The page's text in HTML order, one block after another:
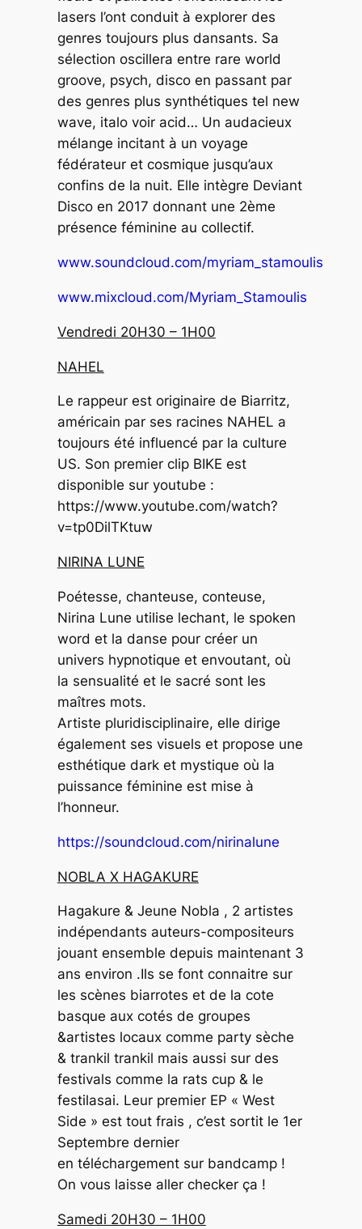
lasers l’ont conduit à explorer des
genres toujours plus dansants. Sa
sélection oscillera entre rare world
groove, psych, disco en passant par
des genres plus synthétiques tel new
wave, italo voir acid… Un audacieux
mélange incitant à un voyage
fédérateur et cosmique jusqu’aux
confins de la nuit. Elle intègre Deviant
Disco en 2017 donnant une 2ème
présence féminine au collectif.
www.soundcloud.com/myriam_stamoulis
www.mixcloud.com/Myriam_Stamoulis
Vendredi 20H30 – 1H00
NAHEL
Le rappeur est originaire de Biarritz,
américain par ses racines NAHEL a
toujours été influencé par la culture
US. Son premier clip BIKE est
disponible sur youtube :
https://www.youtube.com/watch?
v=tp0DilTKtuw
NIRINA LUNE
Poétesse, chanteuse, conteuse,
Nirina Lune utilise lechant, le spoken
word et la danse pour créer un
univers hypnotique et envoutant, où
la sensualité et le sacré sont les
maîtres mots.
Artiste pluridisciplinaire, elle dirige
également ses visuels et propose une
esthétique dark et mystique où la
puissance féminine est mise à
l’honneur.
https://soundcloud.com/nirinalune
NOBLA X HAGAKURE
Hagakure & Jeune Nobla , 2 artistes
indépendants auteurs-compositeurs
jouant ensemble depuis maintenant 3
ans environ .Ils se font connaitre sur
les scènes biarrotes et de la cote
basque aux cotés de groupes
&artistes locaux comme party sèche
& trankil trankil mais aussi sur des
festivals comme la rats cup & le
festilasai. Leur premier EP « West
Side » est tout frais , c’est sortit le 1er
Septembre dernier
en téléchargement sur bandcamp !
On vous laisse aller checker ça !
Samedi 20H30 – 1H00